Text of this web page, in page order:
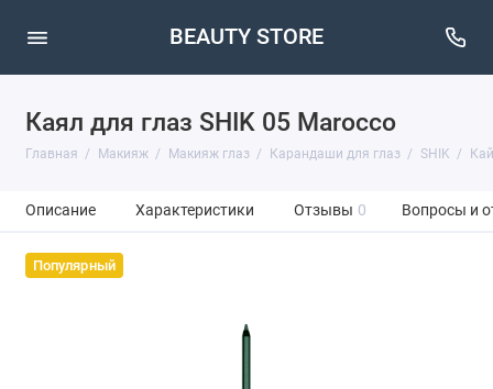
BEAUTY STORE
Каял для глаз SHIK 05 Marocco
Главная Макияж Макияж глаз Карандаши для глаз SHIK
Описание Характеристики Отзывы 0 Вопросы и
Популярный